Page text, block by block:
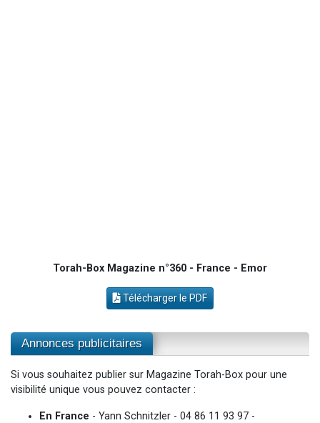
Torah-Box Magazine n°360 - France - Emor
Télécharger le PDF
Annonces publicitaires
Si vous souhaitez publier sur Magazine Torah-Box pour une
visibilité unique vous pouvez contacter :
En France - Yann Schnitzler - 04 86 11 93 97 -